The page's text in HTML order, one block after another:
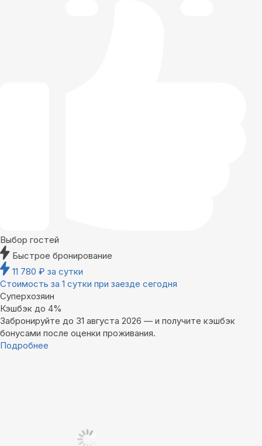
Выбор гостей
Быстрое бронирование
11 780 ₽ за сутки
Стоимость за 1 сутки при заезде сегодня
Суперхозяин
Кэшбэк до 4%
Забронируйте до 31 августа 2026 — и получите кэшбэк
бонусами после оценки проживания.
Подробнее